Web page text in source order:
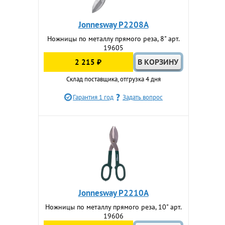
Jonnesway P2208A
Ножницы по металлу прямого реза, 8" арт.
19605
2 215 ₽
Склад поставщика, отгрузка 4 дня
Гарантия 1 год Задать вопрос
Jonnesway P2210A
Ножницы по металлу прямого реза, 10" арт.
19606